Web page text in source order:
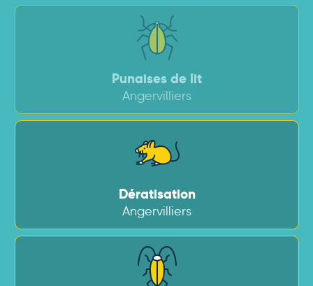
Punaises de lit
Angervilliers
Dératisation
Angervilliers